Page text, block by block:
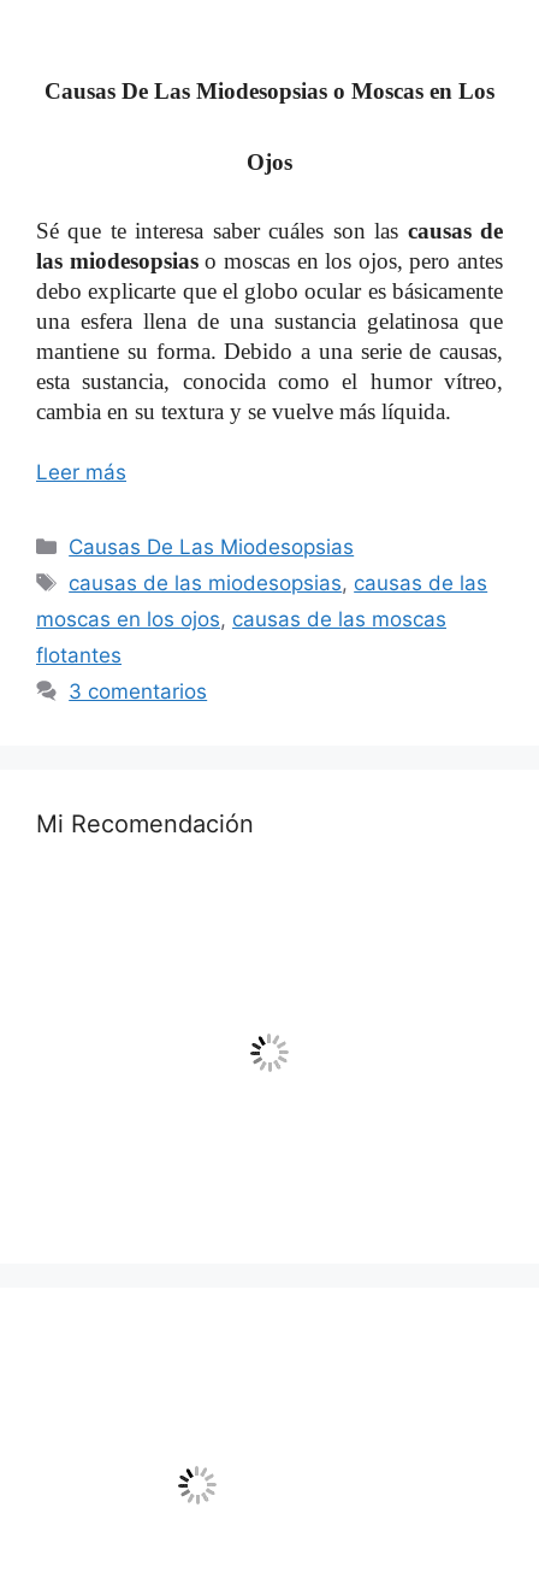
Causas De Las Miodesopsias o Moscas en Los
Ojos
Sé que te interesa saber cuáles son las causas de
las miodesopsiaso moscas en los ojos, pero antes
debo explicarte que el globo ocular es básicamente
una esfera llena de una sustancia gelatinosa que
mantiene su forma. Debido a una serie de causas,
esta sustancia, conocida como el humor vítreo,
cambia en su textura y se vuelve más líquida.
Leer más
Categorías
Causas De Las Miodesopsias
Etiquetas
causas de las miodesopsias, causas de las
moscas en los ojos, causas de las moscas
flotantes
3 comentarios
Mi Recomendación